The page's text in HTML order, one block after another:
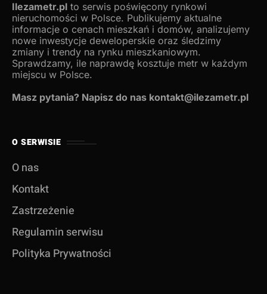
Ilezametr.pl to serwis poświęcony rynkowi
nieruchomości w Polsce. Publikujemy aktualne
informacje o cenach mieszkań i domów, analizujemy
nowe inwestycje deweloperskie oraz śledzimy
zmiany i trendy na rynku mieszkaniowym.
Sprawdzamy, ile naprawdę kosztuje metr w każdym
miejscu w Polsce.
Masz pytania? Napisz do nas kontakt@ilezametr.pl
O SERWISIE
O nas
Kontakt
Zastrzeżenie
Regulamin serwisu
Polityka Prywatności